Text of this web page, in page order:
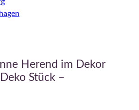
Herend im Dekor
Stück –